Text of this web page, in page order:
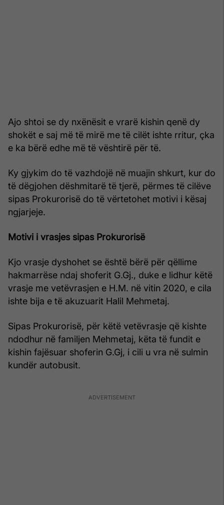
Ajo shtoi se dy nxënësit e vrarë kishin qenë dy
shokët e saj më të mirë me të cilët ishte rritur, çka
e ka bërë edhe më të vështirë për të.
Ky gjykim do të vazhdojë në muajin shkurt, kur do
të dëgjohen dëshmitarë të tjerë, përmes të cilëve
sipas Prokurorisë do të vërtetohet motivi i kësaj
ngjarjeje.
Motivi i vrasjes sipas Prokurorisë
Kjo vrasje dyshohet se është bërë për qëllime
hakmarrëse ndaj shoferit G.Gj., duke e lidhur këtë
vrasje me vetëvrasjen e H.M. në vitin 2020, e cila
ishte bija e të akuzuarit Halil Mehmetaj.
Sipas Prokurorisë, për këtë vetëvrasje që kishte
ndodhur në familjen Mehmetaj, këta të fundit e
kishin fajësuar shoferin G.Gj, i cili u vra në sulmin
kundër autobusit.